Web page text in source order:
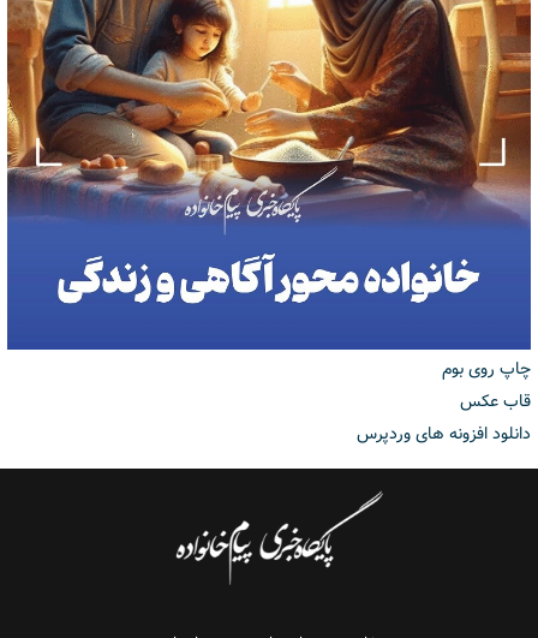
چاپ روی بوم
قاب عکس
دانلود افزونه های وردپرس